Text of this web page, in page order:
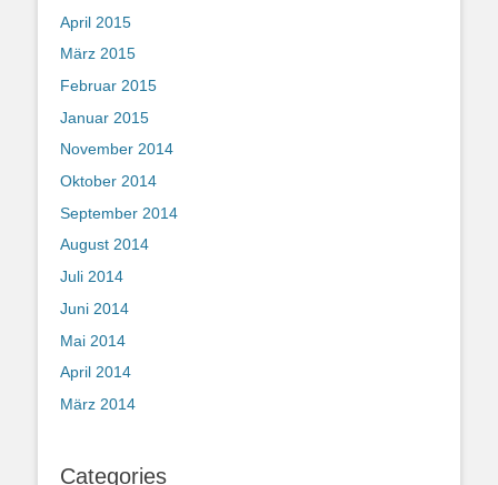
April 2015
März 2015
Februar 2015
Januar 2015
November 2014
Oktober 2014
September 2014
August 2014
Juli 2014
Juni 2014
Mai 2014
April 2014
März 2014
Categories